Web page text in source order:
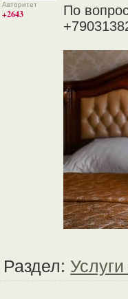
Авторитет
+2643
По
Раздел: